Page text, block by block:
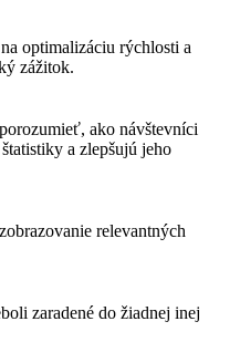
optimalizáciu rýchlosti a
zážitok.
ako návštevníci
a zlepšujú jeho
relevantných
zaradené do žiadnej inej